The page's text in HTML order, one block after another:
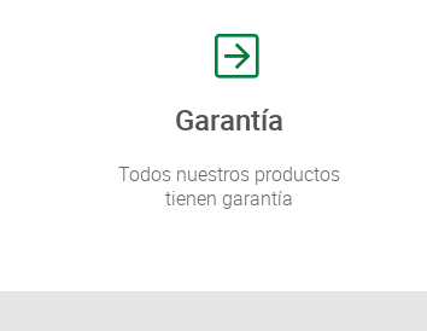
Garantía
Todos nuestros productos
tienen garantía